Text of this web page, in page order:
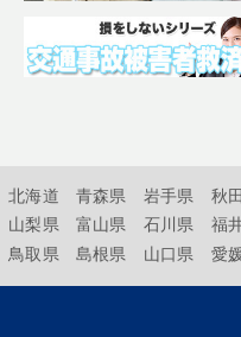
北海道 青森県 岩手県 秋
山梨県
富山県 石川県 福
鳥取県
島根県 山口県 愛